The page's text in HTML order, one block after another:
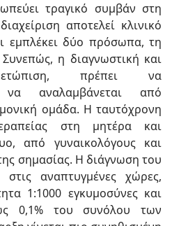
τραγικό συμβάν στη
αποτελεί κλινικό
εμπλέκει δύο πρόσωπα, τη
η διαγνωστική και
πρέπει να
να αναλαμβάνεται από
ομάδα. Η ταυτόχρονη
στη μητέρα και
από γυναικολόγους και
σημασίας. Η διάγνωση του
αναπτυγμένες χώρες,
1:1000 εγκυμοσύνες και
0,1% του συνόλου των